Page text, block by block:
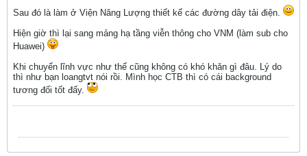
Sau đó là làm ở Viện Năng Lượng thiết kế các đường dây tải điện.
Hiện giờ thì lại sang mảng hạ tầng viễn thông cho VNM (làm sub cho
Huawei)
Khi chuyển lĩnh vực như thế cũng không có khó khăn gì đâu. Lý do
thì như bạn loangtvt nói rồi. Mình học CTB thì có cái background
tương đối tốt đấy.